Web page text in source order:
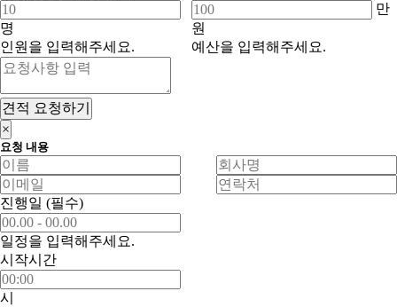
명
인원을 입력해주세요.
만
원
예산을 입력해주세요.
견적 요청하기
×
요청 내용
진행일 (필수)
일정을 입력해주세요.
시작시간
시